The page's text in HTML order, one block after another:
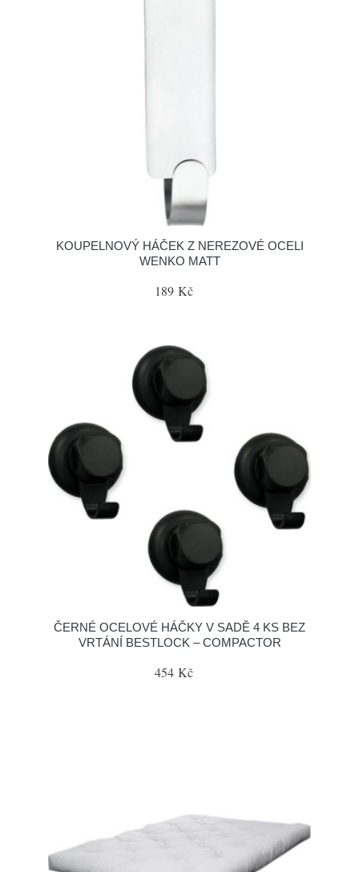
KOUPELNOVÝ HÁČEK Z NEREZOVÉ OCELI
WENKO MATT
189 Kč
ČERNÉ OCELOVÉ HÁČKY V SADĚ 4 KS BEZ
VRTÁNÍ BESTLOCK – COMPACTOR
454 Kč